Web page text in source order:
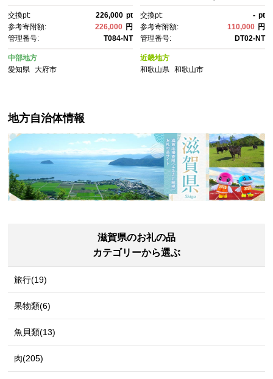
アウィーヴ まっとれす 洗え
る エアウイーヴ エアーウィー
ヴ ギフト 三つ折り エアウィー
ブ しんぐ mattress airweav
e エアウィーブマットレス エア
ウィーヴ エアウィーヴ エアウ
交換pt: 226,000 pt
参考寄附額:
226,000 円
管理番号:
T084-NT
中部地方
愛知県
大府市
ト インテリア カーテン オーダ
ーメイド 窓装飾 人気 おすす
め カーテン生地 遮光 防音 採
寸 リビング 寝室 送料無料
交換pt: - pt
参考寄附額:
110,000 円
管理番号:
DT02-NT
近畿地方
和歌山県 和歌山市
地方自治体情報
滋賀県のお礼の品
カテゴリーから選ぶ
旅行(19)
果物類(6)
魚貝類(13)
肉(205)